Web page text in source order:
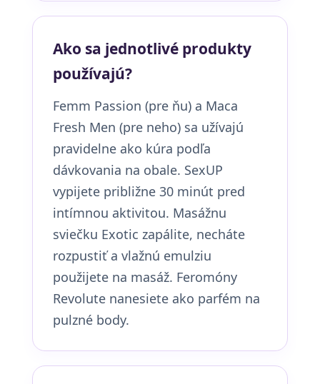
Ako sa jednotlivé produkty
používajú?
Femm Passion (pre ňu) a Maca
Fresh Men (pre neho) sa užívajú
pravidelne ako kúra podľa
dávkovania na obale. SexUP
vypijete približne 30 minút pred
intímnou aktivitou. Masážnu
sviečku Exotic zapálite, necháte
rozpustiť a vlažnú emulziu
použijete na masáž. Feromóny
Revolute nanesiete ako parfém na
pulzné body.